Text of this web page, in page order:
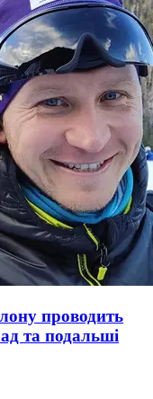
проводить
та подальші